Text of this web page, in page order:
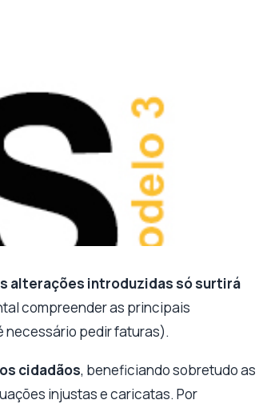
alterações introduzidas só surtirá
compreender as principais
necessário pedir faturas).
cidadãos, beneficiando sobretudo as
injustas e caricatas. Por